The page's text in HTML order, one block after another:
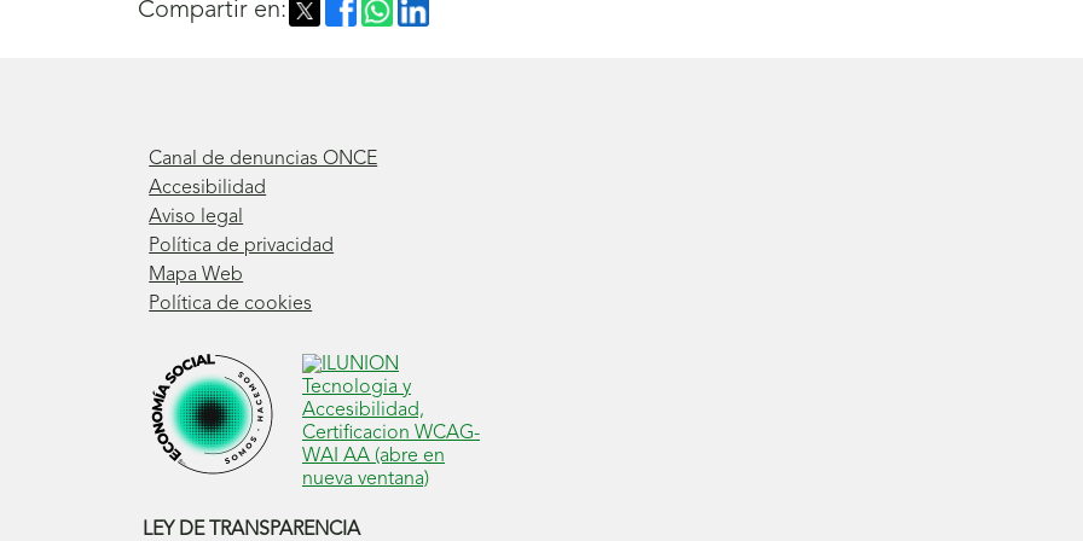
Compartir en:
Canal de denuncias ONCE
Accesibilidad
Aviso legal
Política de privacidad
Mapa Web
Política de cookies
LEY DE TRANSPARENCIA